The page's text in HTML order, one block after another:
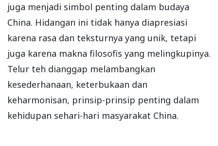
juga menjadi simbol penting dalam budaya
China. Hidangan ini tidak hanya diapresiasi
karena rasa dan teksturnya yang unik, tetapi
juga karena makna filosofis yang melingkupinya.
Telur teh dianggap melambangkan
kesederhanaan, keterbukaan dan
keharmonisan, prinsip-prinsip penting dalam
kehidupan sehari-hari masyarakat China.